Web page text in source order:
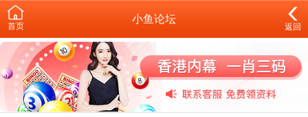
首页
小鱼论坛
返回